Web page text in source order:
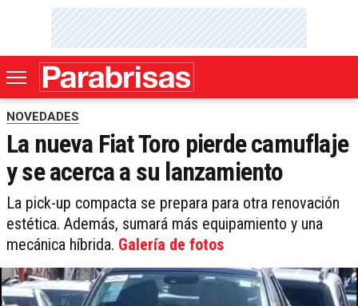
NOVEDADES
La nueva Fiat Toro pierde camuflaje
y se acerca a su lanzamiento
La pick-up compacta se prepara para otra renovación
estética. Además, sumará más equipamiento y una
mecánica híbrida. Galería de fotos